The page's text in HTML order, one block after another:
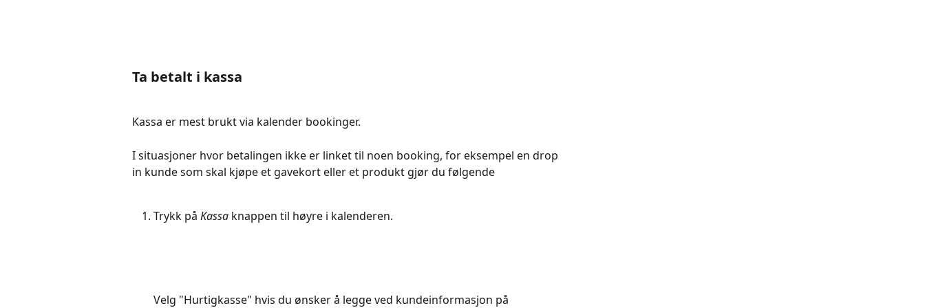
Ta betalt i kassa
Kassa er mest brukt via kalender bookinger.
I situasjoner hvor betalingen ikke er linket til noen booking, for eksempel en drop
in kunde som skal kjøpe et gavekort eller et produkt gjør du følgende
Trykk på Kassa knappen til høyre i kalenderen.
Velg "Hurtigkasse" hvis du ønsker å legge ved kundeinformasjon på